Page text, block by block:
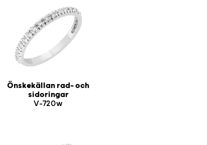
Önskekällan rad- och
sidoringar
V-720w